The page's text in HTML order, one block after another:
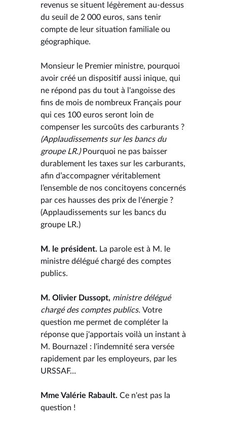
revenus se situent légèrement au-dessus
du seuil de 2 000 euros, sans tenir
compte de leur situation familiale ou
géographique.
Monsieur le Premier ministre, pourquoi
avoir créé un dispositif aussi inique, qui
ne répond pas du tout à l'angoisse des
fins de mois de nombreux Français pour
qui ces 100 euros seront loin de
compenser les surcoûts des carburants ?
(Applaudissements sur les bancs du
groupe LR.)Pourquoi ne pas baisser
durablement les taxes sur les carburants,
afin d’accompagner véritablement
l’ensemble de nos concitoyens concernés
par ces hausses des prix de l'énergie ?
(Applaudissements sur les bancs du
groupe LR.)
M. le président. La parole est à M. le
ministre délégué chargé des comptes
publics.
M. Olivier Dussopt, ministre délégué
chargé des comptes publics. Votre
question me permet de compléter la
réponse que j'apportais voilà un instant à
M. Bournazel : l'indemnité sera versée
rapidement par les employeurs, par les
URSSAF…
Mme Valérie Rabault. Ce n'est pas la
question !